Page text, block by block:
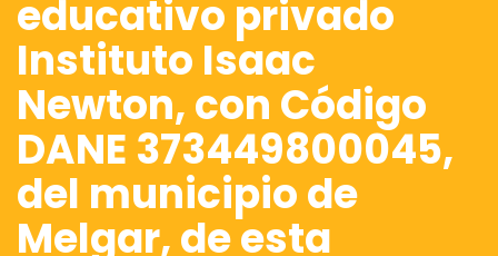
educativo privado
Instituto Isaac
Newton, con Código
DANE 373449800045,
del municipio de
Melgar, de esta